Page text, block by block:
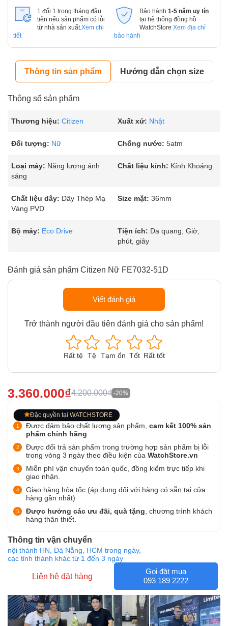
1 đổi 1 trong tháng đầu
tiên nếu sản phẩm có lỗi
từ nhà sản xuất. Xem chi
tiết
Bảo hành 1-5 năm uy tín
tại hệ thống đồng hồ
WatchStore Xem địa chỉ
bảo hành
Thông tin sản phẩm Hướng dẫn chọn size
Thông số sản phẩm
Thương hiệu: Citizen Xuất xứ: Nhật
Đối tượng: Nữ Chống nước: 5atm
Loại máy: Năng lượng ánh
sáng
Chất liệu kính: Kính Khoáng
Chất liệu dây: Dây Thép Mạ
Vàng PVD
Size mặt: 36mm
Bộ máy: Eco Drive Tiện ích: Dạ quang, Giờ,
phút, giây
Đánh giá sản phẩm Citizen Nữ FE7032-51D
Viết đánh giá
Trở thành người đầu tiên đánh giá cho sản phẩm!
Rất tệ Tệ Tạm ổn Tốt Rất tốt
3.360.000₫4.200.000₫ -20%
Đặc quyền tại WATCHSTORE
Được đảm bảo chất lượng sản phẩm, cam kết 100% sản
phẩm chính hãng
Được đổi trả sản phẩm trong trường hợp sản phẩm bị lỗi
trong vòng 3 ngày theo điều kiện của WatchStore.vn
Miễn phí vận chuyển toàn quốc, đồng kiểm trực tiếp khi
giao nhận.
Giao hàng hỏa tốc (áp dụng đối với hàng có sẵn tại cửa
hàng gần nhất)
Được hưởng các ưu đãi, quà tặng , chương trình khách
hàng thân thiết.
Thông tin vận chuyển
nội thành HN, Đà Nẵng, HCM trong ngày,
các tỉnh thành khác từ 1 đến 3 ngày
Liên hệ đặt hàng
Gọi đặt mua
093 189 2222